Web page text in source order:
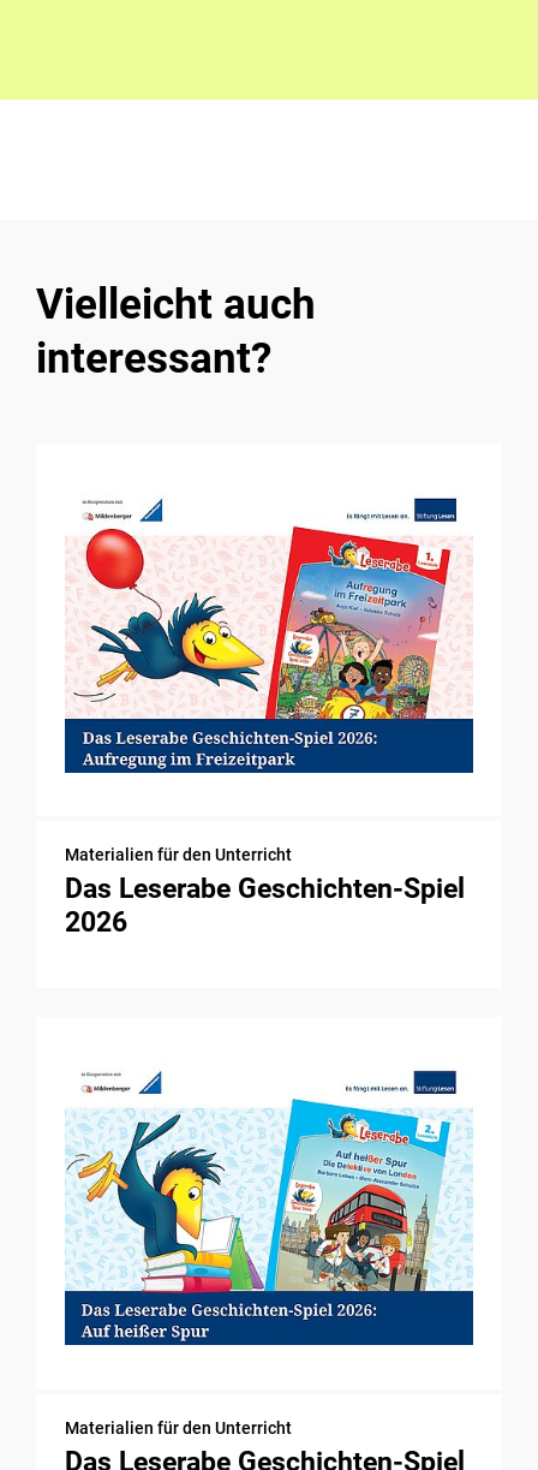
Vielleicht auch
interessant?
Materialien für den Unterricht
Das Leserabe Geschichten-Spiel
2026
Materialien für den Unterricht
Das Leserabe Geschichten-Spiel